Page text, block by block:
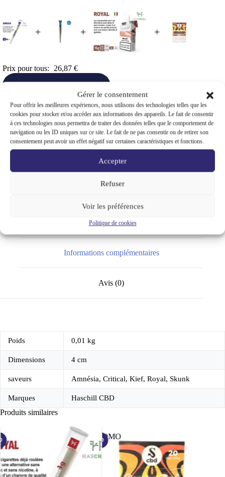
Gérer le consentement
Pour offrir les meilleures expériences, nous utilisons des technologies telles que les
cookies pour stocker et/ou accéder aux informations des appareils. Le fait de consentir
à ces technologies nous permettra de traiter des données telles que le comportement de
navigation ou les ID uniques sur ce site. Le fait de ne pas consentir ou de retirer son
consentement peut avoir un effet négatif sur certaines caractéristiques et fonctions.
Accepter
Refuser
Voir les préférences
Politique de cookies
+ + +
Prix pour tous: 26,87 €
This Product: Stickrolls CBD Haschill Pre Rolls 1g Joint
naturel relaxant - Amnésia saveurs: Amnésia-2,99€
Jok Air Pre Rolls MCP N Joint naturel relaxant euphorie -
Amnésia Haze saveurs: Amnésia Haze- 5,50€
Le
prix
3,99€
Le
prix
Haschill Cannarettes paquet 20 cigarettes pré-tubées au
cbd cbg naturel - Royal saveurs: Royal
S CBD Amnesia Cannarettes paquet 20 cigarettes pré-
tubées - Orange bud saveurs: Orange bud
Le
Le
Informations complémentaires
Avis (0)
Poids 0,01 kg
Dimensions 4 cm
saveurs Amnésia, Critical, Kief, Royal, Skunk
Marques Haschill CBD
Produits similaires
PROMO